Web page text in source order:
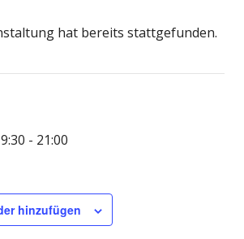
hat bereits stattgefunden.
- 21:00
hinzufügen